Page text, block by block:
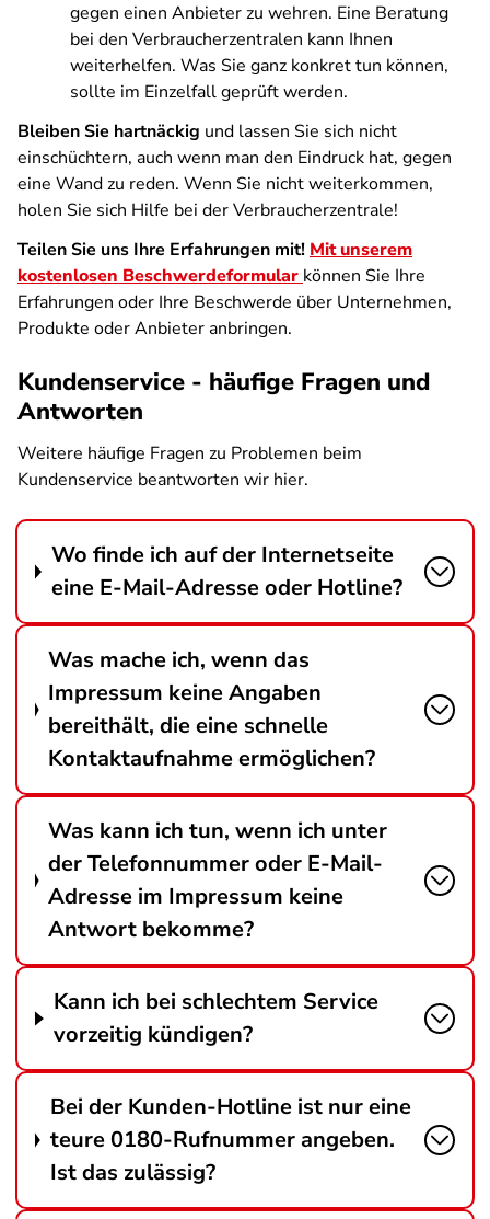
gegen einen Anbieter zu wehren. Eine Beratung
bei den Verbraucherzentralen kann Ihnen
weiterhelfen. Was Sie ganz konkret tun können,
sollte im Einzelfall geprüft werden.
Bleiben Sie hartnäckig und lassen Sie sich nicht
einschüchtern, auch wenn man den Eindruck hat, gegen
eine Wand zu reden. Wenn Sie nicht weiterkommen,
holen Sie sich Hilfe bei der Verbraucherzentrale!
Teilen Sie uns Ihre Erfahrungen mit! Mit unserem
kostenlosen Beschwerdeformular können Sie Ihre
Erfahrungen oder Ihre Beschwerde über Unternehmen,
Produkte oder Anbieter anbringen.
Kundenservice - häufige Fragen und
Antworten
Weitere häufige Fragen zu Problemen beim
Kundenservice beantworten wir hier.
Wo finde ich auf der Internetseite
eine E-Mail-Adresse oder Hotline?
Was mache ich, wenn das
Impressum keine Angaben
bereithält, die eine schnelle
Kontaktaufnahme ermöglichen?
Was kann ich tun, wenn ich unter
der Telefonnummer oder E-Mail-
Adresse im Impressum keine
Antwort bekomme?
Kann ich bei schlechtem Service
vorzeitig kündigen?
Bei der Kunden-Hotline ist nur eine
teure 0180-Rufnummer angeben.
Ist das zulässig?